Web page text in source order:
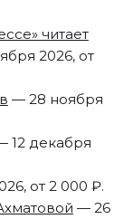
читает
2026, от
— 28 ноября
12 декабря
от 2 000 ₽.
— 26